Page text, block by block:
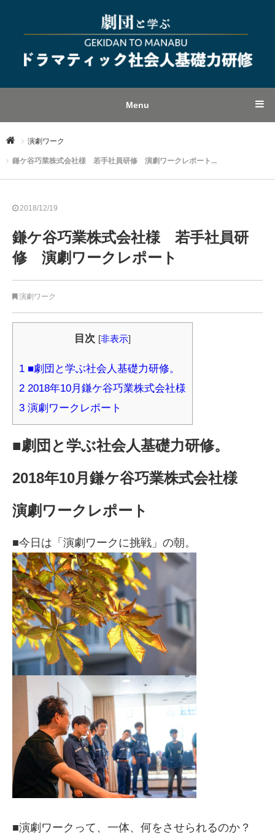
Menu
演劇ワーク
鎌ケ谷巧業株式会社様 若手社員研修 演劇ワークレポート...
2018/12/19
鎌ケ谷巧業株式会社様 若手社員研
修 演劇ワークレポート
演劇ワーク
目次 [非表示]
1 ■劇団と学ぶ社会人基礎力研修。
2 2018年10月鎌ケ谷巧業株式会社様
3 演劇ワークレポート
■劇団と学ぶ社会人基礎力研修。
2018年10月鎌ケ谷巧業株式会社様
演劇ワークレポート
■今日は「演劇ワークに挑戦」の朝。
■演劇ワークって、一体、何をさせられるのか？